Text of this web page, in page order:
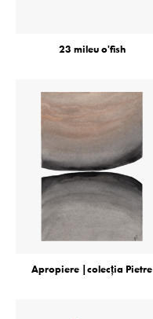
23 mileu o'fish
Apropiere |colecţia Pietre